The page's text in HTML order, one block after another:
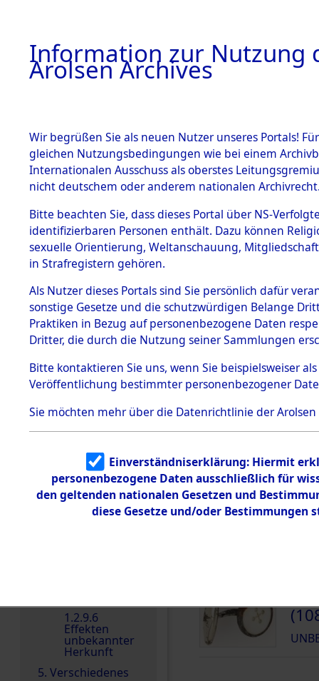
BESTÄNDE
1.
Inhaftierungsdoku
mente
1.2.9 Beim ITS
verwahrte
1.2.9.1
Effekten aus
dem KZ
Dachau
Effekten aus
dem KZ
Dachau,
Landesentsch
ädigungsamt
Effekten aus
dem KZ
Neuengamm
e
1.2.9.4
Effekten nicht
1.2.9.6
Effekten
unbekannter
Herkunft
5. Verschiedenes
3Akten
DOKUMENTE
Information zur Nutzung
Arolsen Archives
Wir begrüßen Sie als neuen Nutzer unseres Portals!
gleichen Nutzungsbedingungen wie bei einem
Internationalen Ausschuss als oberstes
nicht deutschem oder anderem nationalen
Bitte beachten Sie, dass dieses Portal über NS-
identifizierbaren Personen enthält. Dazu können
sexuelle Orientierung, Weltanschauung,
in Strafregistern gehören.
Als Nutzer dieses Portals sind Sie persönlich dafür
sonstige Gesetze und die schutzwürdigen Belange
Praktiken in Bezug auf personenbezogene Daten
Dritter, die durch die Nutzung seiner Sammlungen
Bitte kontaktieren Sie uns, wenn Sie beispielsweiser
Veröffentlichung bestimmter personenbezogener
Sie möchten mehr über die Datenrichtlinie der Arolsen
Einverständniserklärung: Hiermit
personenbezogene Daten ausschließlich für
den geltenden nationalen Gesetzen und
diese Gesetze und/oder Bestimmungen